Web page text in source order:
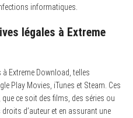
informatiques.
légales à Extreme
à Extreme Download, telles
Play Movies, iTunes et Steam. Ces
ce soit des films, des séries ou
d’auteur et en assurant une